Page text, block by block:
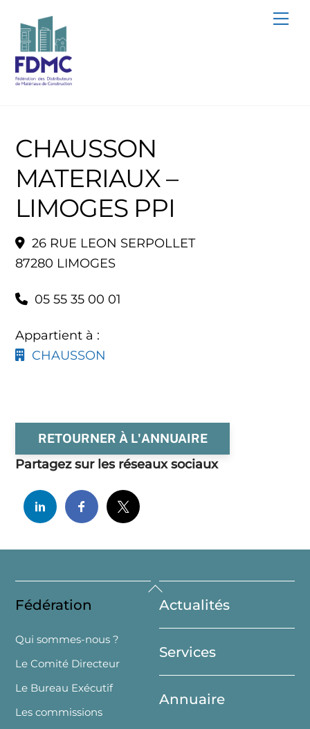
content
CHAUSSON
MATERIAUX –
LIMOGES PPI
26 RUE LEON SERPOLLET
87280 LIMOGES
05 55 35 00 01
Appartient à :
CHAUSSON
RETOURNER À L'ANNUAIRE
Partagez sur les réseaux sociaux
Back
To
Top
Fédération
Qui sommes-nous ?
Le Comité Directeur
Le Bureau Exécutif
Les commissions
Actualités
Services
Annuaire